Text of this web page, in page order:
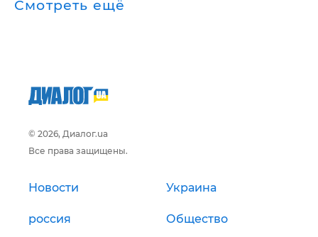
Смотреть ещё
© 2026, Диалог.ua
Все права защищены.
Новости Украина
россия Общество